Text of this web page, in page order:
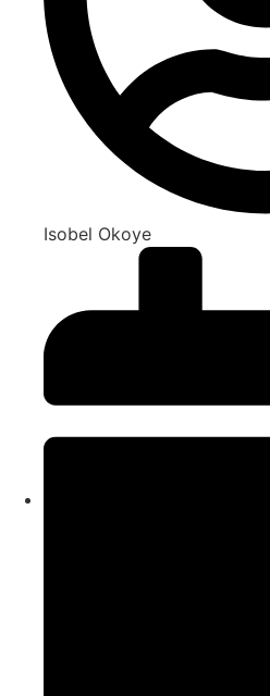
Isobel Okoye